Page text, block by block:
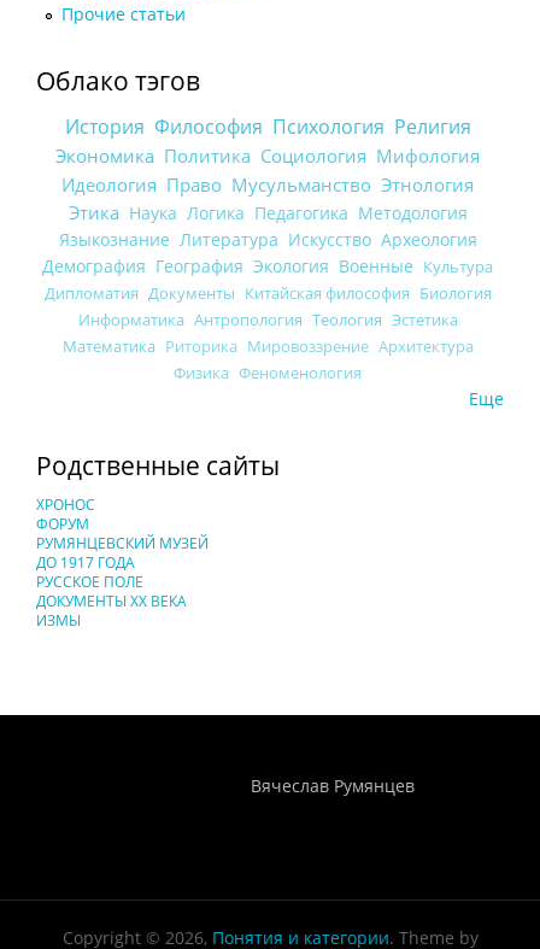
Прочие статьи
Облако тэгов
История Философия Психология Религия
Экономика Политика Социология Мифология
Идеология Право Мусульманство Этнология
Этика Наука Логика Педагогика Методология
Языкознание Литература Искусство Археология
Демография География Экология Военные Культура
Дипломатия Документы Китайская философия Биология
Информатика Антропология Теология Эстетика
Математика Риторика Мировоззрение Архитектура
Физика Феноменология
Еще
Родственные сайты
ХРОНОС
ФОРУМ
РУМЯНЦЕВСКИЙ МУЗЕЙ
ДО 1917 ГОДА
РУССКОЕ ПОЛЕ
ДОКУМЕНТЫ XX ВЕКА
ИЗМЫ
Вячеслав Румянцев
Copyright © 2026, Понятия и категории. Theme by